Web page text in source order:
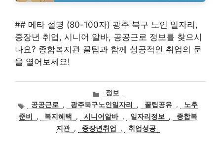
## 메타 설명 (80-100자) 광주 북구 노인 일자리,
중장년 취업, 시니어 알바, 공공근로 정보를 찾으시
나요? 종합복지관 꿀팁과 함께 성공적인 취업의 문
을 열어보세요!
카
테
고
리
정보
태
그
공공근로 , 광주북구노인일자리 , 꿀팁공유 ,
노후
준비
, 복지혜택 , 시니어알바 , 일자리정보 ,
종합복
지관 , 중장년취업 , 취업성공